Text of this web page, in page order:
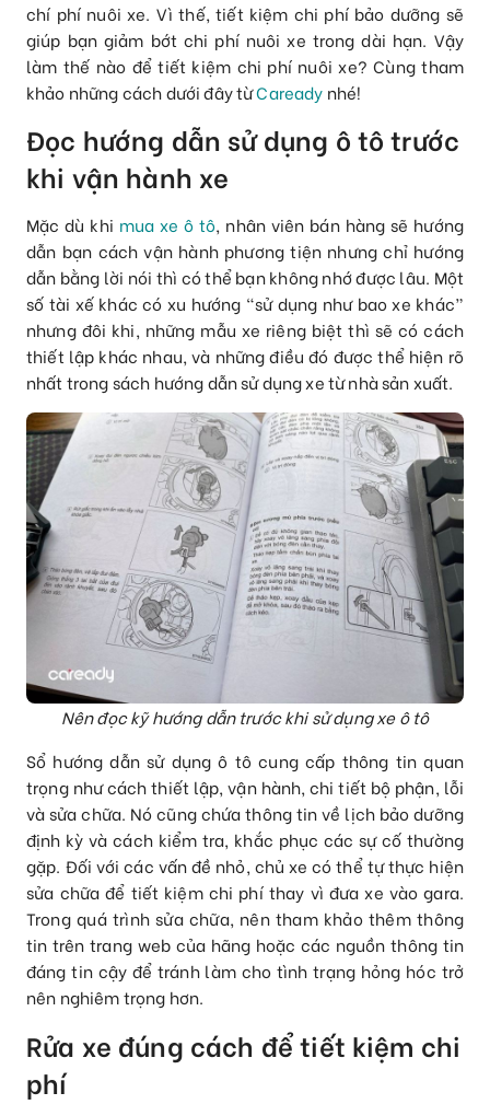
chí phí nuôi xe. Vì thế, tiết kiệm chi phí bảo dưỡng sẽ
giúp bạn giảm bớt chi phí nuôi xe trong dài hạn. Vậy
làm thế nào để tiết kiệm chi phí nuôi xe? Cùng tham
khảo những cách dưới đây từCaready nhé!
Đọc hướng dẫn sử dụng ô tô trước
khi vận hành xe
Mặc dù khi mua xe ô tô, nhân viên bán hàng sẽ hướng
dẫn bạn cách vận hành phương tiện nhưng chỉ hướng
dẫn bằng lời nói thì có thể bạn không nhớ được lâu. Một
số tài xế khác có xu hướng “sử dụng như bao xe khác”
nhưng đôi khi, những mẫu xe riêng biệt thì sẽ có cách
thiết lập khác nhau, và những điều đó được thể hiện rõ
nhất trong sách hướng dẫn sử dụng xe từ nhà sản xuất.
Nên đọc kỹ hướng dẫn trước khi sử dụng xe ô tô
Sổ hướng dẫn sử dụng ô tô cung cấp thông tin quan
trọng như cách thiết lập, vận hành, chi tiết bộ phận, lỗi
và sửa chữa. Nó cũng chứa thông tin về lịch bảo dưỡng
định kỳ và cách kiểm tra, khắc phục các sự cố thường
gặp. Đối với các vấn đề nhỏ, chủ xe có thể tự thực hiện
sửa chữa để tiết kiệm chi phí thay vì đưa xe vào gara.
Trong quá trình sửa chữa, nên tham khảo thêm thông
tin trên trang web của hãng hoặc các nguồn thông tin
đáng tin cậy để tránh làm cho tình trạng hỏng hóc trở
nên nghiêm trọng hơn.
Rửa xe đúng cách để tiết kiệm chi
phí